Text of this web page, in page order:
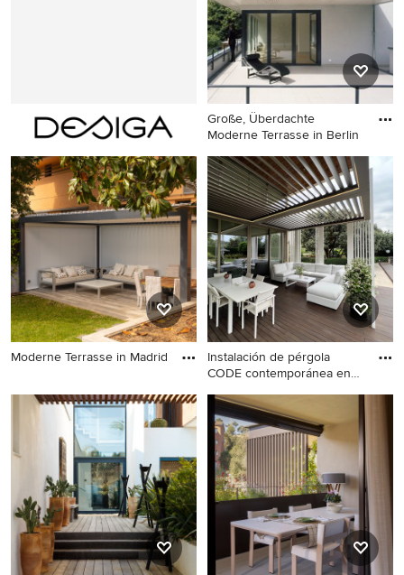
Große, Überdachte
Moderne Terrasse in Berlin
Große, Überdachte Moderne
Terrasse in Berlin
Moderne Terrasse in Madrid
Instalación de pérgola
CODE contemporánea en
Mittelgroße Moderne Pergola
Terrasse im Innenhof in
Madrid